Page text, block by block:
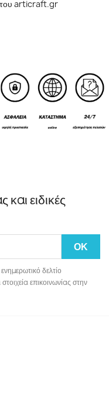
του articraft.gr
ειδικές
δελτίο
επικοινωνίας στην